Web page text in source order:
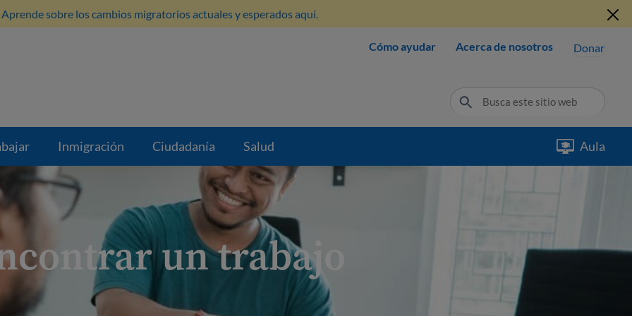
Aprende sobre los cambios migratorios actuales y esperados aquí.
Cómo ayudar Acerca de nosotros Donar
Inmigración Ciudadanía Salud Aula
un trabajo